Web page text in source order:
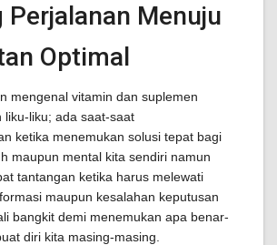
Perjalanan Menuju
Optimal
mengenal vitamin dan suplemen
liku-liku; ada saat-saat
ketika menemukan solusi tepat bagi
maupun mental kita sendiri namun
tantangan ketika harus melewati
maupun kesalahan keputusan
bangkit demi menemukan apa benar-
diri kita masing-masing.